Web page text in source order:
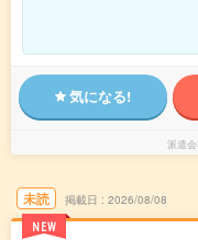
気になる!
派遣会
未読
NEW
掲載日 2026/08/08